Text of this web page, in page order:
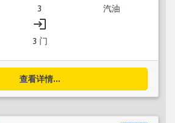
3 汽油
login
3 门
查看详情...